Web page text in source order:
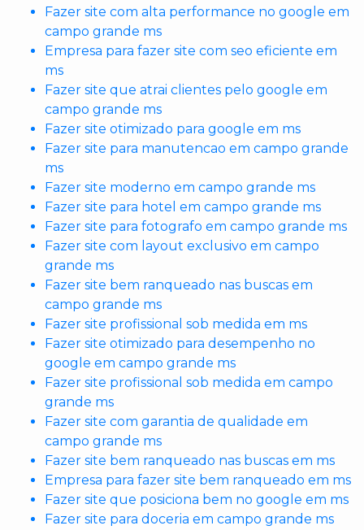
Fazer site com alta performance no google em
campo grande ms
Empresa para fazer site com seo eficiente em
ms
Fazer site que atrai clientes pelo google em
campo grande ms
Fazer site otimizado para google em ms
Fazer site para manutencao em campo grande
ms
Fazer site moderno em campo grande ms
Fazer site para hotel em campo grande ms
Fazer site para fotografo em campo grande ms
Fazer site com layout exclusivo em campo
grande ms
Fazer site bem ranqueado nas buscas em
campo grande ms
Fazer site profissional sob medida em ms
Fazer site otimizado para desempenho no
google em campo grande ms
Fazer site profissional sob medida em campo
grande ms
Fazer site com garantia de qualidade em
campo grande ms
Fazer site bem ranqueado nas buscas em ms
Empresa para fazer site bem ranqueado em ms
Fazer site que posiciona bem no google em ms
Fazer site para doceria em campo grande ms